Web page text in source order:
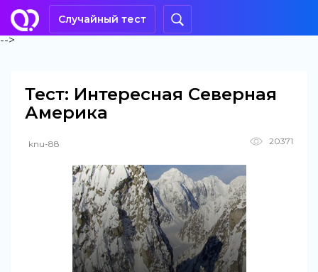
Случайный тест
-->
Тест: Интересная Северная
Америка
knu-88 20371